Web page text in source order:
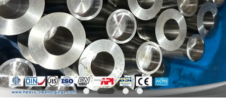
질
관
리
사